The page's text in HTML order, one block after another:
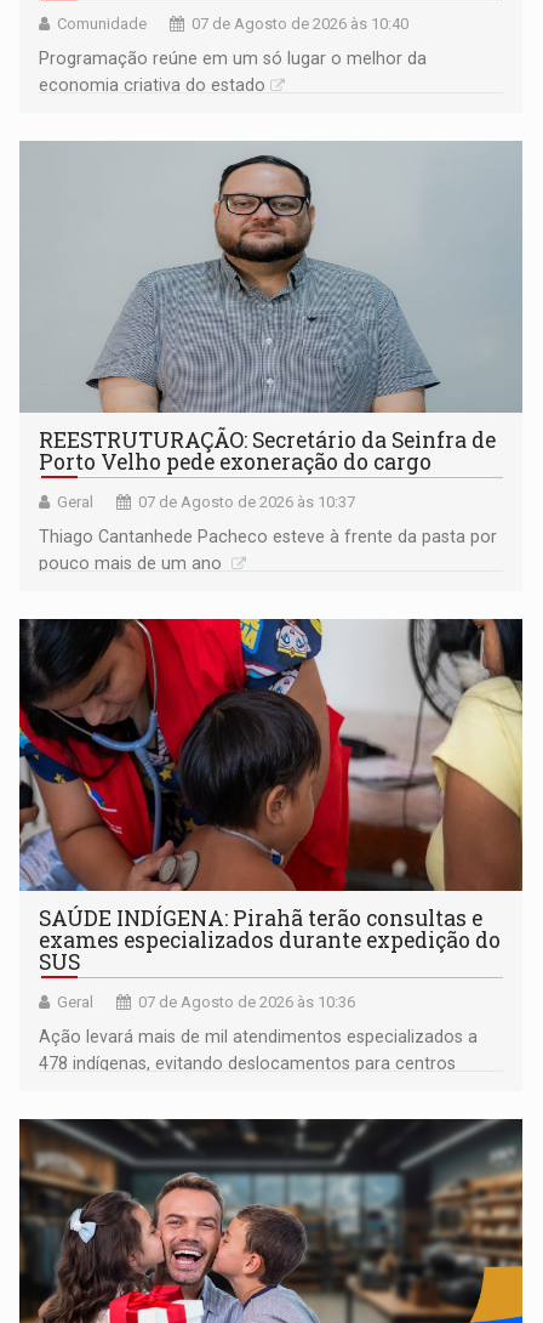
Comunidade 07 de Agosto de 2026 às 10:40
Programação reúne em um só lugar o melhor da
economia criativa do estado
REESTRUTURAÇÃO: Secretário da Seinfra de
Porto Velho pede exoneração do cargo
Geral 07 de Agosto de 2026 às 10:37
Thiago Cantanhede Pacheco esteve à frente da pasta por
pouco mais de um ano
SAÚDE INDÍGENA: Pirahã terão consultas e
exames especializados durante expedição do
SUS
Geral 07 de Agosto de 2026 às 10:36
Ação levará mais de mil atendimentos especializados a
478 indígenas, evitando deslocamentos para centros